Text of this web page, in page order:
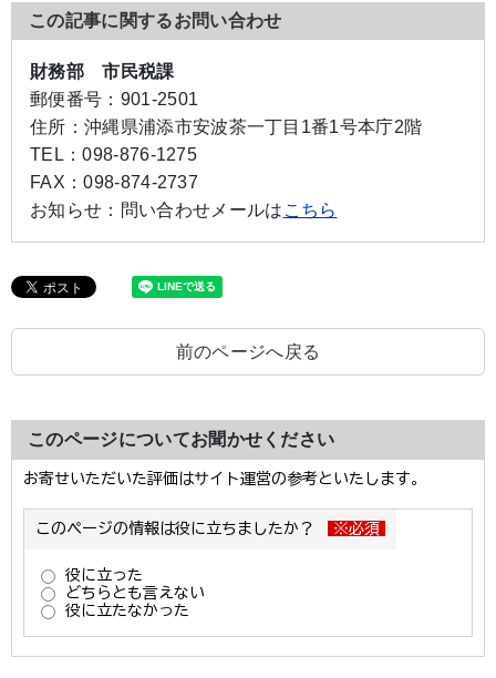
この記事に関するお問い合わせ
財務部 市民税課
郵便番号： 901-2501
住所： 沖縄県浦添市安波茶一丁目1番1号本庁2階
TEL：098-876-1275
FAX：098-874-2737
お知らせ： 問い合わせメールは こちら
前のページへ戻る
このページについてお聞かせください